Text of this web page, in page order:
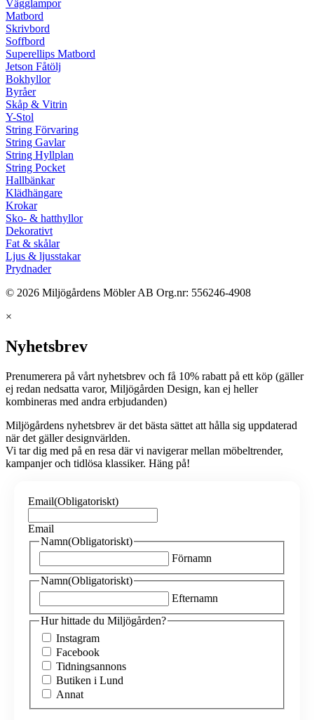
Vägglampor
Matbord
Skrivbord
Soffbord
Superellips Matbord
Jetson Fåtölj
Bokhyllor
Byråer
Skåp & Vitrin
Y-Stol
String Förvaring
String Gavlar
String Hyllplan
String Pocket
Hallbänkar
Klädhängare
Krokar
Sko- & hatthyllor
Dekorativt
Fat & skålar
Ljus & ljusstakar
Prydnader
© 2026 Miljögårdens Möbler AB Org.nr: 556246-4908
×
Nyhetsbrev
Prenumerera på vårt nyhetsbrev och få 10% rabatt på ett köp (gäller
ej redan nedsatta varor, Miljögården Design, kan ej heller
kombineras med andra erbjudanden)
Miljögårdens nyhetsbrev är det bästa sättet att hålla sig uppdaterad
när det gäller designvärlden.
Vi tar dig med på en resa där vi navigerar mellan möbeltrender,
kampanjer och tidlösa klassiker. Häng på!
Email(Obligatoriskt)
Email
Namn(Obligatoriskt)
Förnamn
Namn(Obligatoriskt)
Efternamn
Hur hittade du Miljögården?
Instagram
Facebook
Tidningsannons
Butiken i Lund
Annat